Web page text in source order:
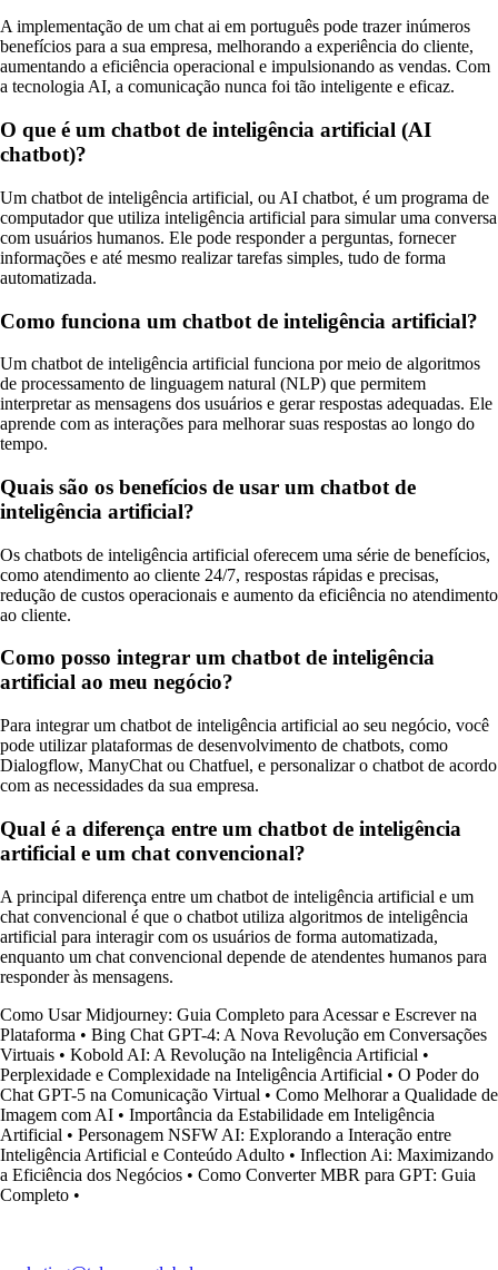
A implementação de um chat ai em português pode trazer inúmeros
benefícios para a sua empresa, melhorando a experiência do cliente,
aumentando a eficiência operacional e impulsionando as vendas. Com
a tecnologia AI, a comunicação nunca foi tão inteligente e eficaz.
O que é um chatbot de inteligência artificial (AI
chatbot)?
Um chatbot de inteligência artificial, ou AI chatbot, é um programa de
computador que utiliza inteligência artificial para simular uma conversa
com usuários humanos. Ele pode responder a perguntas, fornecer
informações e até mesmo realizar tarefas simples, tudo de forma
automatizada.
Como funciona um chatbot de inteligência artificial?
Um chatbot de inteligência artificial funciona por meio de algoritmos
de processamento de linguagem natural (NLP) que permitem
interpretar as mensagens dos usuários e gerar respostas adequadas. Ele
aprende com as interações para melhorar suas respostas ao longo do
tempo.
Quais são os benefícios de usar um chatbot de
inteligência artificial?
Os chatbots de inteligência artificial oferecem uma série de benefícios,
como atendimento ao cliente 24/7, respostas rápidas e precisas,
redução de custos operacionais e aumento da eficiência no atendimento
ao cliente.
Como posso integrar um chatbot de inteligência
artificial ao meu negócio?
Para integrar um chatbot de inteligência artificial ao seu negócio, você
pode utilizar plataformas de desenvolvimento de chatbots, como
Dialogflow, ManyChat ou Chatfuel, e personalizar o chatbot de acordo
com as necessidades da sua empresa.
Qual é a diferença entre um chatbot de inteligência
artificial e um chat convencional?
A principal diferença entre um chatbot de inteligência artificial e um
chat convencional é que o chatbot utiliza algoritmos de inteligência
artificial para interagir com os usuários de forma automatizada,
enquanto um chat convencional depende de atendentes humanos para
responder às mensagens.
Como Usar Midjourney: Guia Completo para Acessar e Escrever na
Plataforma • Bing Chat GPT-4: A Nova Revolução em Conversações
Virtuais • Kobold AI: A Revolução na Inteligência Artificial •
Perplexidade e Complexidade na Inteligência Artificial • O Poder do
Chat GPT-5 na Comunicação Virtual • Como Melhorar a Qualidade de
Imagem com AI • Importância da Estabilidade em Inteligência
Artificial • Personagem NSFW AI: Explorando a Interação entre
Inteligência Artificial e Conteúdo Adulto • Inflection Ai: Maximizando
a Eficiência dos Negócios • Como Converter MBR para GPT: Guia
Completo •